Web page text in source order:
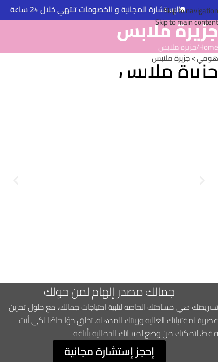
الإستشارة المجانية و الخصومات تنتهي خلال 24 ساعةSkip to navigation
Skip to main content
جزيرة ملابس
Home جزيرة ملابس
هومي> جزيرة ملابس
جزيرة ملابس
جمالك مصدر إلهام لمن حولك
تسريحتك هي مساحتك الخاصة لتلبية احتياجات جمالك، مع حلول تخزين
عصرية لمقتنياتك الغالية وزينتك المذهلة. تخلق جوًا خاصًا لكي أنتِ
فقط، لتمكنك من وضع لمساتك الجمالية بأناقة.
إحجز إستشارة مجانية